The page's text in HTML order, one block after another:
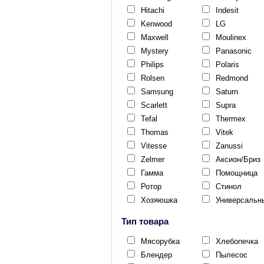
Hitachi
Indesit
Kenwood
LG
Maxwell
Moulinex
Mystery
Panasonic
Philips
Polaris
Rolsen
Redmond
Samsung
Saturn
Scarlett
Supra
Tefal
Thermex
Thomas
Vitek
Vitesse
Zanussi
Zelmer
Аксион/Бриз
Гамма
Помощница
Ротор
Стинол
Хозяюшка
Тип товара
Мясорубка
Хлебопечка
Блендер
Пылесос